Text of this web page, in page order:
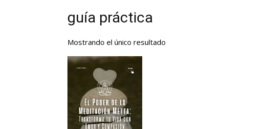
guía práctica
Mostrando el único resultado